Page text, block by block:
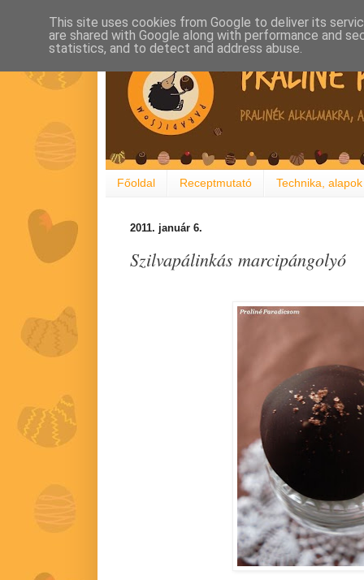
Főoldal Receptmutató Technika, alapok
2011. január 6.
Szilvapálinkás marcipángolyó
This site uses cookies from Google to deliver its
are shared with Google along with performance and
statistics, and to detect and address abuse.